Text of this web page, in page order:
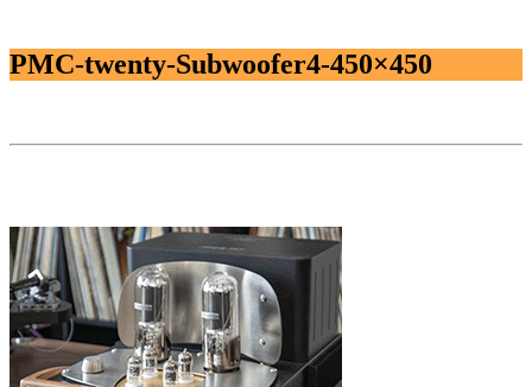
PMC-twenty-Subwoofer4-450×450